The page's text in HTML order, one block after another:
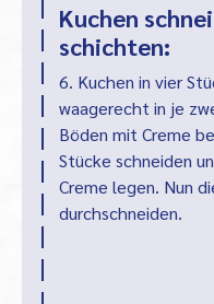
Kuchen
schichten:
6. Kuchen in vier
waagerecht in je
Böden mit Creme
Stücke schneiden
Creme legen. Nun
durchschneiden.